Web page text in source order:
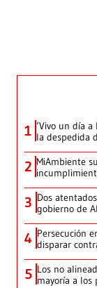
1 ‘Vivo un día
la despedida
2 MiAmbiente
3 Dos
gobierno de
4 Persecución
disparar
5 Los no
mayoría a los